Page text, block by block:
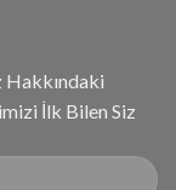
İlk Bilen Siz